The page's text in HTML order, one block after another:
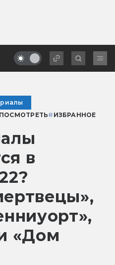
# ИЗБРАННОЕ
в
«Дом